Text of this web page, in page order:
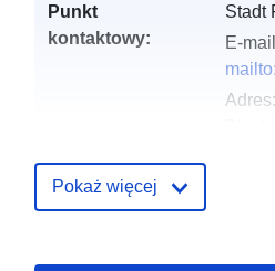
Punkt
kontaktowy:
Stadt
E-
Adres:
Pokaż więcej